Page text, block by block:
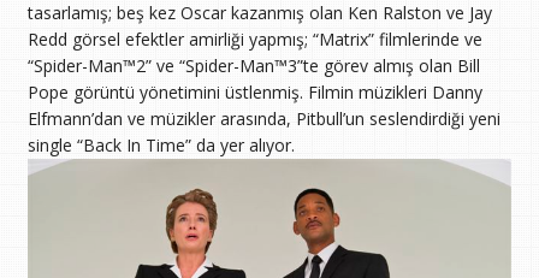
tasarlamış; beş kez Oscar kazanmış olan Ken Ralston ve Jay
Redd görsel efektler amirliği yapmış; “Matrix” filmlerinde ve
“Spider-Man™2” ve “Spider-Man™3”te görev almış olan Bill
Pope görüntü yönetimini üstlenmiş. Filmin müzikleri Danny
Elfmann’dan ve müzikler arasında, Pitbull’un seslendirdiği yeni
single “Back In Time” da yer alıyor.